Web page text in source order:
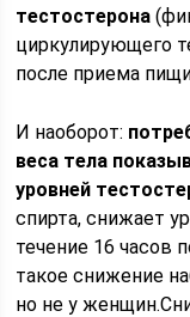
тестостерона
циркулирующего
после приема
И наоборот:
веса тела
уровней
спирта, снижает
течение 16 часов
такое снижение
но не у